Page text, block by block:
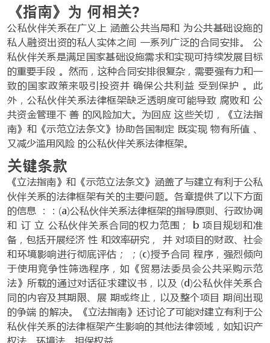
《指南》为 何相关?
公私伙伴关系在广义上 涵盖公共当局和 为公共基础设施的
私人融资出资的私人实体之间 一系列广泛的合同安排。 公
私伙伴关系是满足国家基础设施需求和实现可持续发展目标
的重要手段 。然而，这种合同安排很复杂，需要强有力和一
致的国家政策来吸引投资并 确保公共利益 受到保护 。此
外，公私伙伴关系法律框架缺乏透明度可能导致 腐败和 公
共资金管理不 善 的风险加大。为回应 这些关切，《立法指
南》和《示范立法条文》协助各国制定 既实现 物有所值 、
又减少滥用风险 的公私伙伴关系法律框架。
关键条款
《立法指南》和《示范立法条文》涵盖了与建立有利于公私
伙伴关系的法律框架有关的主要问题。各章提供了以下方面
的信息 ：：(a)公私伙伴关系法律框架的指导原则、行政协调
和 订 立 公私伙伴关系合同的权力范围； b 项目规划和准
备，包括开展经济 性 和效率研究， 并 对项目的财政、社会
和环境影响进行彻底评估； ；(c)授予合同 程序，强烈倾向
于使用竞争性筛选程序，如《贸易法委员会公共采购示范
法》所载的通过对话征求建议书，以及 (d)公私伙伴关系合
同的内容及其期限、展 期或终止，以及整个项目 期间出现
的争端 的解决。《立法指南》还讨论了可能对建立有利于公
私伙伴关系的法律框架产生影响的其他法律领域，如知识产
权法、环境法、担保权益